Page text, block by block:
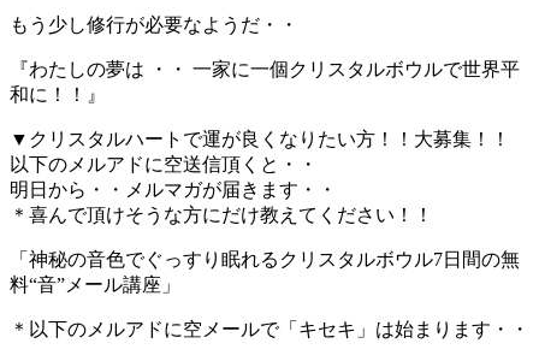
もう少し修行が必要なようだ・・
『わたしの夢は ・・ 一家に一個クリスタルボウルで世界平
和に！！』
▼クリスタルハートで運が良くなりたい方！！大募集！！
以下のメルアドに空送信頂くと・・
明日から・・メルマガが届きます・・
＊喜んで頂けそうな方にだけ教えてください！！
「神秘の音色でぐっすり眠れるクリスタルボウル7日間の無
料“音”メール講座」
＊以下のメルアドに空メールで「キセキ」は始まります・・